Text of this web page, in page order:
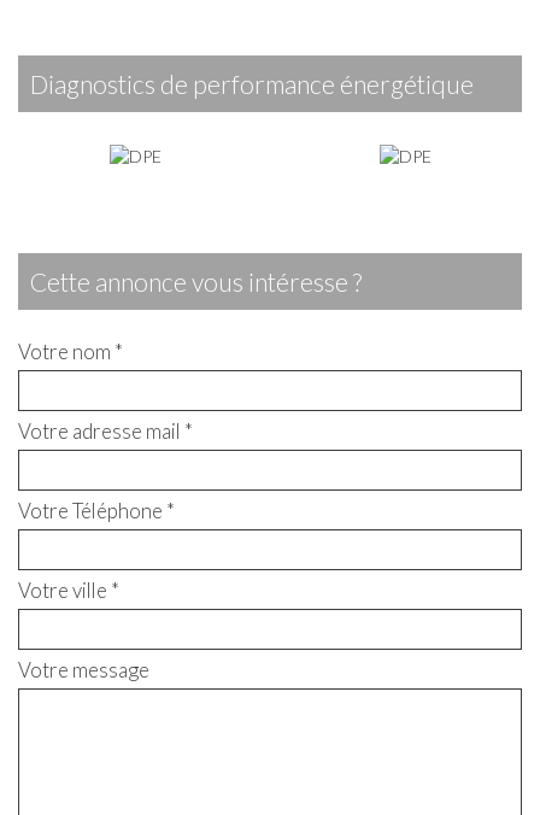
diagnostics de performance énergétique
cette annonce vous intéresse ?
Votre nom *
Votre adresse mail *
Votre Téléphone *
Votre ville *
Votre message